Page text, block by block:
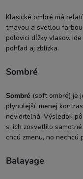
Klasické ombré má
tmavou a svetlou
polovici dĺžky vlasov.
pohľad aj zblízka.
Sombré
Sombré (soft ombré) je
plynulejší, menej
neviditeľná. Výsledok
si ich zosvetlilo
chcú zmenu, no nechcú
Balayage